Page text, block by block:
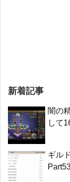
新着記事
闇の
して
ギル